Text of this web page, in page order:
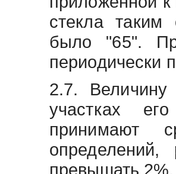
стекла
было "65".
периодически
2.7.
участках
принимают
превышать 2%.